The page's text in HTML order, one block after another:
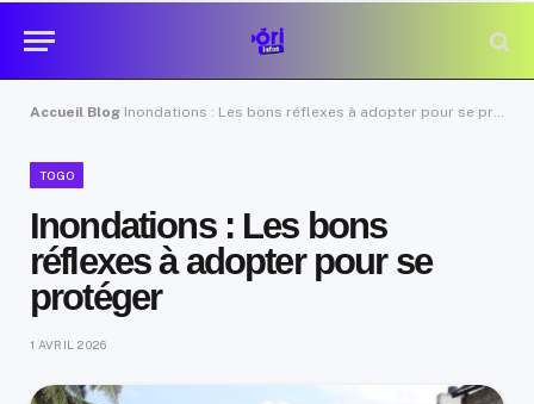
Accueil Blog Inondations : Les bons réflexes à adopter pour se protéger
TOGO
Inondations : Les bons
réflexes à adopter pour se
protéger
1 AVRIL 2026